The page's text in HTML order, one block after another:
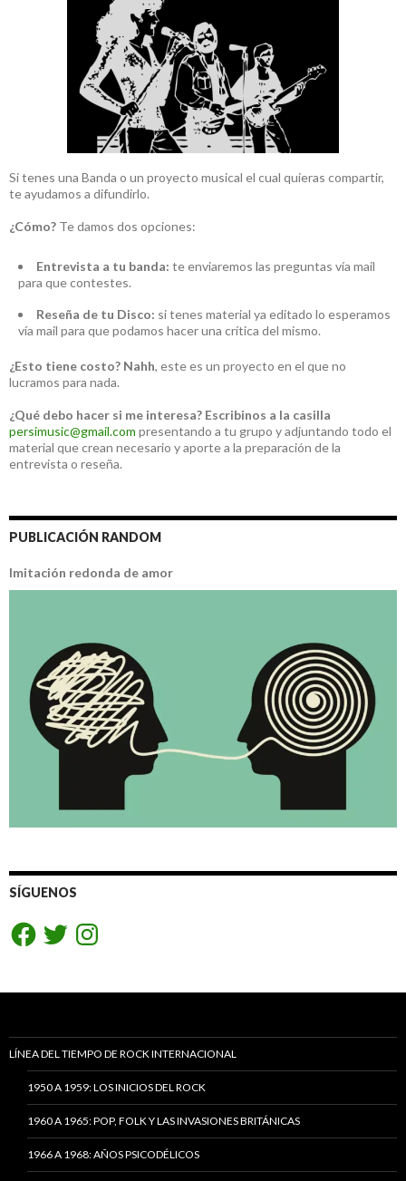
Si tenes una Banda o un proyecto musical el cual quieras compartir,
te ayudamos a difundirlo.
¿Cómo? Te damos dos opciones:
Entrevista a tu banda: te enviaremos las preguntas vía mail
para que contestes.
Reseña de tu Disco: si tenes material ya editado lo esperamos
vía mail para que podamos hacer una crítica del mismo.
¿Esto tiene costo? Nahh, este es un proyecto en el que no
lucramos para nada.
¿Qué debo hacer si me interesa? Escribinos a la casilla
persimusic@gmail.com presentando a tu grupo y adjuntando todo el
material que crean necesario y aporte a la preparación de la
entrevista o reseña.
PUBLICACIÓN RANDOM
Imitación redonda de amor
SÍGUENOS
FacebookTwitterInstagram
LÍNEA DEL TIEMPO DE ROCK INTERNACIONAL
1950 A 1959: LOS INICIOS DEL ROCK
1960 A 1965: POP, FOLK Y LAS INVASIONES BRITÁNICAS
1966 A 1968: AÑOS PSICODÉLICOS